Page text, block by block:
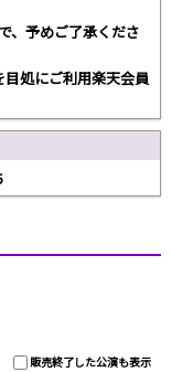
、予めご了承くださ
処にご利用楽天会員
販売終了した公演も表示